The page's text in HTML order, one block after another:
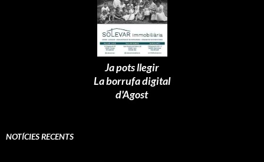
Ja pots llegir
La borrufa digital
d'Agost
NOTÍCIES RECENTS